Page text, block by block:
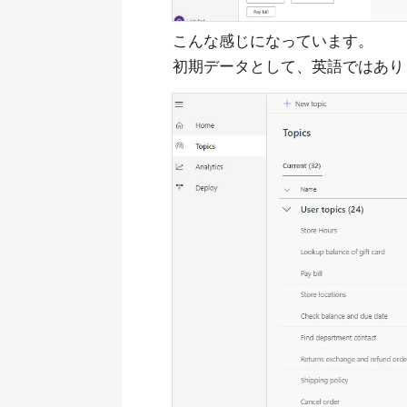
こんな感じになっています。
初期データとして、英語ではあ